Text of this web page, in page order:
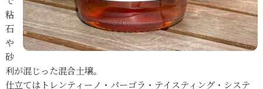
粘
石
や
砂
利が混じった混合土壌。
仕立てはトレンティーノ・パーゴラ・テイスティング・システ